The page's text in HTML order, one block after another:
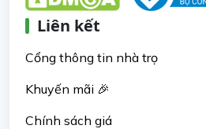
Liên kết
Cổng thông tin nhà trọ
Khuyến mãi 🎉
Chính sách giá